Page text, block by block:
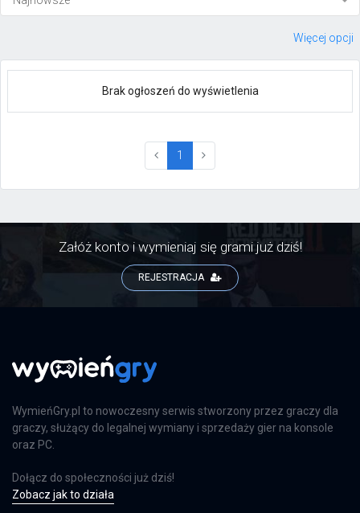
Więcej opcji
Brak ogłoszeń do wyświetlenia
1 (current)
Załóż konto i wymieniaj się grami już dziś!
REJESTRACJA
WymieńGry.pl to nowoczesny serwis stworzony przez graczy dla
graczy, służący do legalnej wymiany i sprzedaży gier na konsole
oraz PC.
Dołącz do społeczności już dziś!
Zobacz jak to działa